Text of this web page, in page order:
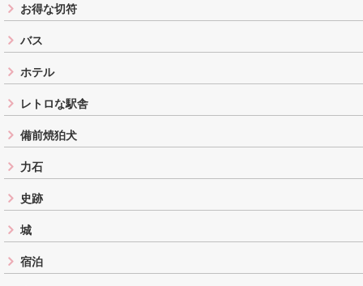
お得な切符
バス
ホテル
レトロな駅舎
備前焼狛犬
力石
史跡
城
宿泊